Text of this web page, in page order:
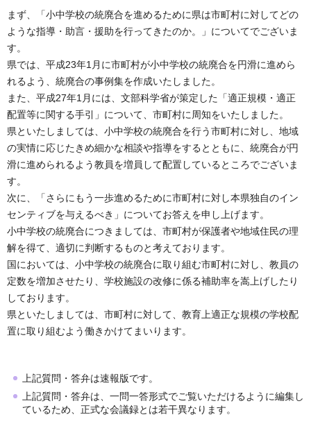
まず、「小中学校の統廃合を進めるために県は市町村に対してどの
ような指導・助言・援助を行ってきたのか。」についてでございま
す。
県では、平成23年1月に市町村が小中学校の統廃合を円滑に進めら
れるよう、統廃合の事例集を作成いたしました。
また、平成27年1月には、文部科学省が策定した「適正規模・適正
配置等に関する手引」について、市町村に周知をいたしました。
県といたしましては、小中学校の統廃合を行う市町村に対し、地域
の実情に応じたきめ細かな相談や指導をするとともに、統廃合が円
滑に進められるよう教員を増員して配置しているところでございま
す。
次に、「さらにもう一歩進めるために市町村に対し本県独自のイン
センティブを与えるべき」についてお答えを申し上げます。
小中学校の統廃合につきましては、市町村が保護者や地域住民の理
解を得て、適切に判断するものと考えております。
国においては、小中学校の統廃合に取り組む市町村に対し、教員の
定数を増加させたり、学校施設の改修に係る補助率を嵩上げしたり
しております。
県といたしましては、市町村に対して、教育上適正な規模の学校配
置に取り組むよう働きかけてまいります。
上記質問・答弁は速報版です。
上記質問・答弁は、一問一答形式でご覧いただけるように編集し
ているため、正式な会議録とは若干異なります。